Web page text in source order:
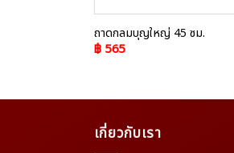
ถาดกลมบุญใหญ่ 45 ซม.
฿565
เกี่ยวกับเรา